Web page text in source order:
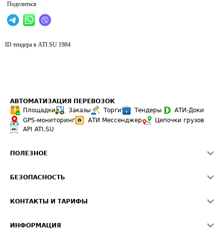
Поделиться
ID тендера в ATI.SU 1984
АВТОМАТИЗАЦИЯ ПЕРЕВОЗОК
Площадки
Заказы Торги Тендеры
АТИ-Доки
GPS-мониторинг
АТИ Мессенджер
Цепочки грузов
API ATI.SU
ПОЛЕЗНОЕ
Звезды ATI.SU на вашем сайте
Средние ставки
БЕЗОПАСНОСТЬ
Светофор+
КОНТАКТЫ И ТАРИФЫ
ИНФОРМАЦИЯ